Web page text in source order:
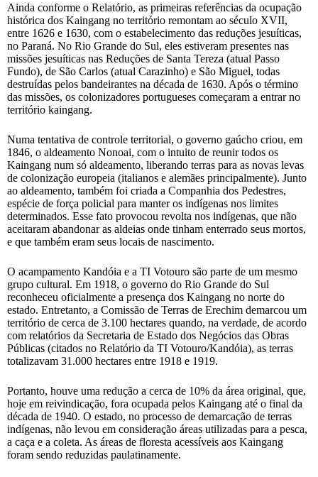
Ainda conforme o Relatório, as primeiras referências da ocupação
histórica dos Kaingang no território remontam ao século XVII,
entre 1626 e 1630, com o estabelecimento das reduções jesuíticas,
no Paraná. No Rio Grande do Sul, eles estiveram presentes nas
missões jesuíticas nas Reduções de Santa Tereza (atual Passo
Fundo), de São Carlos (atual Carazinho) e São Miguel, todas
destruídas pelos bandeirantes na década de 1630. Após o término
das missões, os colonizadores portugueses começaram a entrar no
território kaingang.
Numa tentativa de controle territorial, o governo gaúcho criou, em
1846, o aldeamento Nonoai, com o intuito de reunir todos os
Kaingang num só aldeamento, liberando terras para as novas levas
de colonização europeia (italianos e alemães principalmente). Junto
ao aldeamento, também foi criada a Companhia dos Pedestres,
espécie de força policial para manter os indígenas nos limites
determinados. Esse fato provocou revolta nos indígenas, que não
aceitaram abandonar as aldeias onde tinham enterrado seus mortos,
e que também eram seus locais de nascimento.
O acampamento Kandóia e a TI Votouro são parte de um mesmo
grupo cultural. Em 1918, o governo do Rio Grande do Sul
reconheceu oficialmente a presença dos Kaingang no norte do
estado. Entretanto, a Comissão de Terras de Erechim demarcou um
território de cerca de 3.100 hectares quando, na verdade, de acordo
com relatórios da Secretaria de Estado dos Negócios das Obras
Públicas (citados no Relatório da TI Votouro/Kandóia), as terras
totalizavam 31.000 hectares entre 1918 e 1919.
Portanto, houve uma redução a cerca de 10% da área original, que,
hoje em reivindicação, fora ocupada pelos Kaingang até o final da
década de 1940. O estado, no processo de demarcação de terras
indígenas, não levou em consideração áreas utilizadas para a pesca,
a caça e a coleta. As áreas de floresta acessíveis aos Kaingang
foram sendo reduzidas paulatinamente.